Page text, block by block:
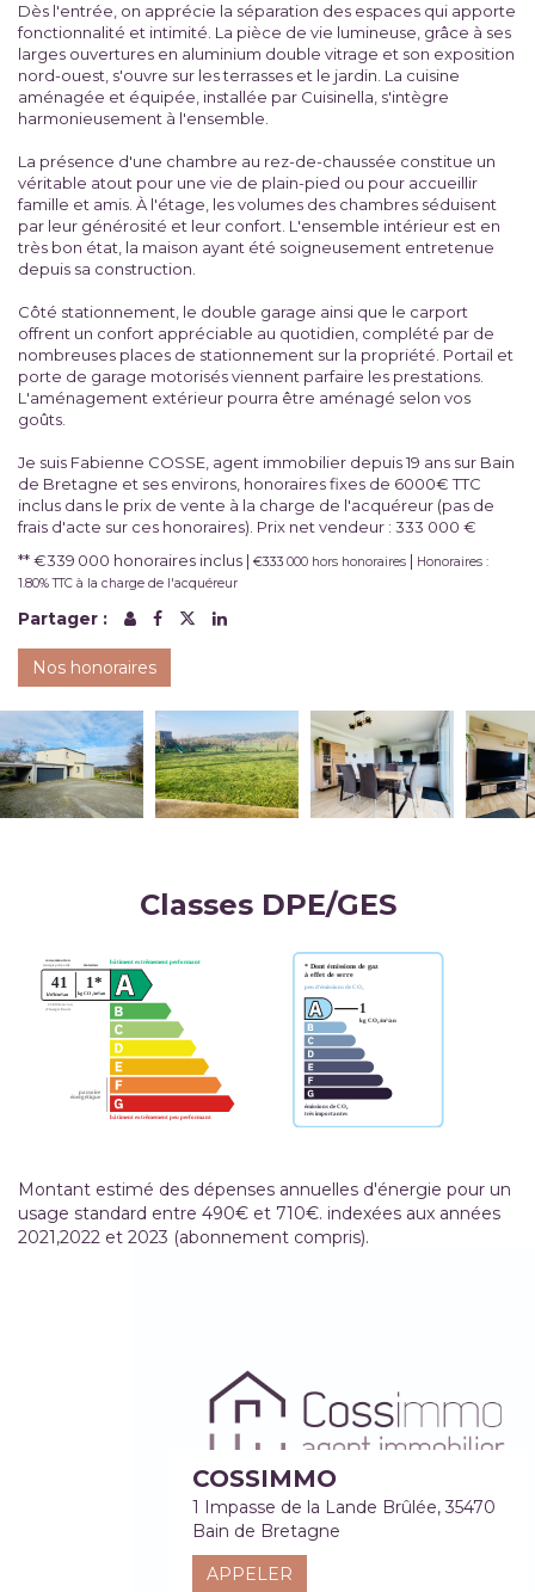
Dès l'entrée, on apprécie la séparation des espaces qui apporte
fonctionnalité et intimité. La pièce de vie lumineuse, grâce à ses
larges ouvertures en aluminium double vitrage et son exposition
nord-ouest, s'ouvre sur les terrasses et le jardin. La cuisine
aménagée et équipée, installée par Cuisinella, s'intègre
harmonieusement à l'ensemble.
La présence d'une chambre au rez-de-chaussée constitue un
véritable atout pour une vie de plain-pied ou pour accueillir
famille et amis. À l'étage, les volumes des chambres séduisent
par leur générosité et leur confort. L'ensemble intérieur est en
très bon état, la maison ayant été soigneusement entretenue
depuis sa construction.
Côté stationnement, le double garage ainsi que le carport
offrent un confort appréciable au quotidien, complété par de
nombreuses places de stationnement sur la propriété. Portail et
porte de garage motorisés viennent parfaire les prestations.
L'aménagement extérieur pourra être aménagé selon vos
goûts.
Je suis Fabienne COSSE, agent immobilier depuis 19 ans sur Bain
de Bretagne et ses environs, honoraires fixes de 6000€ TTC
inclus dans le prix de vente à la charge de l'acquéreur (pas de
frais d'acte sur ces honoraires). Prix net vendeur : 333 000 €
** €339 000 honoraires inclus | €333 000 hors honoraires | Honoraires :
1.80% TTC à la charge de l'acquéreur
Partager :
Nos honoraires
Classes DPE/GES
Montant estimé des dépenses annuelles d'énergie pour un
usage standard entre 490€ et 710€. indexées aux années
2021,2022 et 2023 (abonnement compris).
COSSIMMO
1 Impasse de la Lande Brûlée, 35470
Bain de Bretagne
APPELER